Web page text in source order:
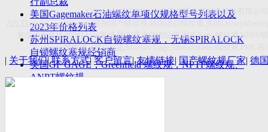
美国Gagemaker石油螺纹单项仪规格型号列表以及
2023年价格列表
苏州SPIRALOCK自锁螺纹塞规，无锡SPIRALOCK
自锁螺纹塞规经销商
美国GF GAGE，Greenfield 螺纹规，NPTF螺纹规、
ANPT螺纹规
Copyright(C)2026-2027苏州斯托茨机电设备有限公司
API Thread Gage, Sitemap,定制国产螺纹规
莱尔麦斯量规,德国 LMW量规,国产爱克母螺纹规 ,国产Acme 螺纹规,HBPV
Titecswiss螺纹规 ,API GAGE
| 关于我们|联系方式| 客户留言|友情链接| 国产螺纹规厂家| 德